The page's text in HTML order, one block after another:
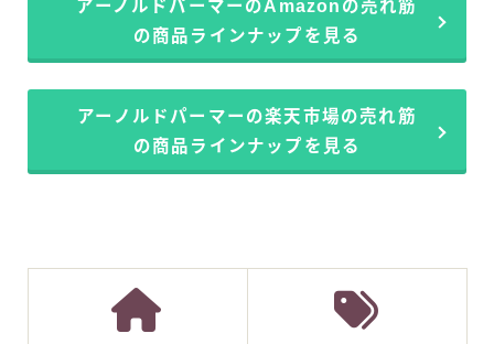
アーノルドパーマーのAmazonの売れ筋
の商品ラインナップを見る
アーノルドパーマーの楽天市場の売れ筋
の商品ラインナップを見る